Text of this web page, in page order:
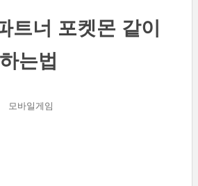
트너 포켓몬 같이
는법
모바일게임